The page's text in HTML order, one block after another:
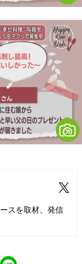
スを取材、発信